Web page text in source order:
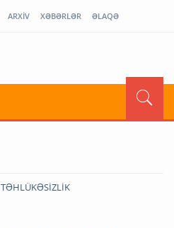
ARXİV XƏBƏRLƏR ƏLAQƏ
TƏHLÜKƏSİZLİK